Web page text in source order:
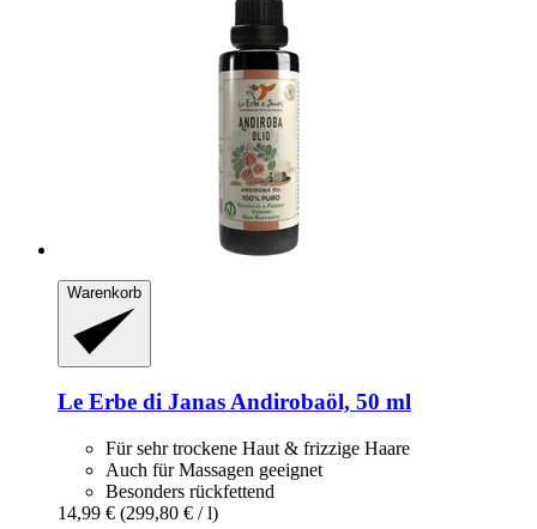
Warenkorb
Le Erbe di JanasAndirobaöl, 50 ml
Für sehr trockene Haut & frizzige Haare
Auch für Massagen geeignet
Besonders rückfettend
14,99 € (299,80 € / l)